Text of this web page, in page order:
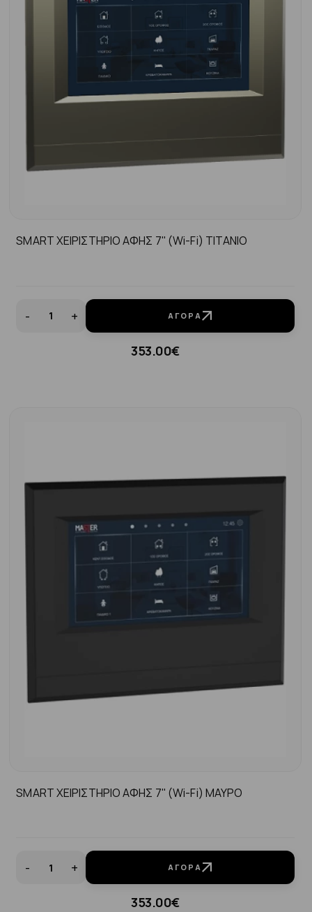
SMART ΧΕΙΡΙΣΤΗΡΙΟ ΑΦΗΣ 7'' (Wi-Fi) ΤΙΤΑΝΙΟ
- + ΑΓΟΡΆ
353.00€
SMART ΧΕΙΡΙΣΤΗΡΙΟ ΑΦΗΣ 7'' (Wi-Fi) ΜΑΥΡΟ
- + ΑΓΟΡΆ
353.00€